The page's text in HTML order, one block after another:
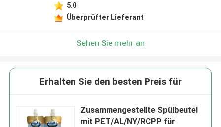
5.0
Überprüfter Lieferant
Sehen Sie mehr an
Erhalten Sie den besten Preis für
Zusammengestellte Spülbeutel
mit PET/AL/NY/RCPP für